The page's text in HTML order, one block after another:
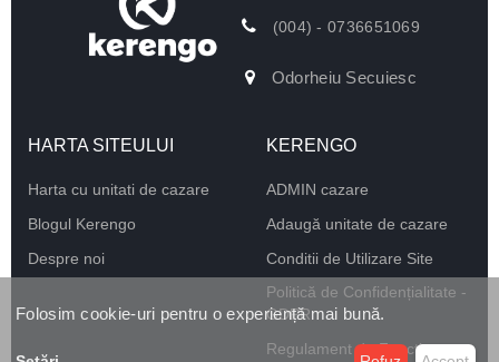
(004) - 0736651069
Odorheiu Secuiesc
HARTA SITEULUI
Harta cu unitati de cazare
Blogul Kerengo
Despre noi
KERENGO
ADMIN cazare
Adaugă unitate de cazare
Conditii de Utilizare Site
Politică de Confidențialitate -
GDPR
Regulament de Funcționare
Folosim cookie-uri pentru o experiență mai bună.